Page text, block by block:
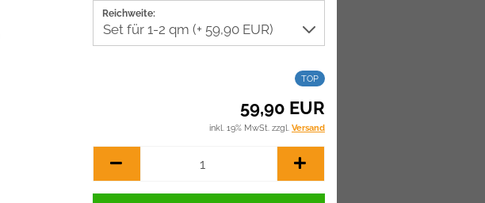
Reichweite:
TOP
59,90 EUR
inkl. 19% MwSt. zzgl. Versand